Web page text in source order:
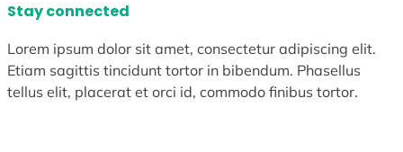
Stay connected
Lorem ipsum dolor sit amet, consectetur adipiscing elit.
Etiam sagittis tincidunt tortor in bibendum. Phasellus
tellus elit, placerat et orci id, commodo finibus tortor.